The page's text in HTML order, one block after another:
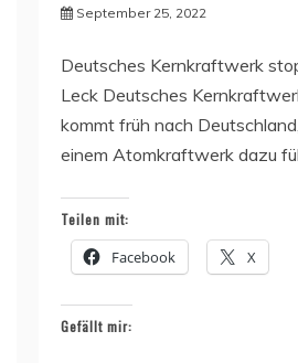
September 25, 2022
Deutsches Kernkraftwerk
Leck Deutsches
kommt früh nach
einem Atomkraftwerk dazu
Teilen mit:
Facebook X
Gefällt mir: